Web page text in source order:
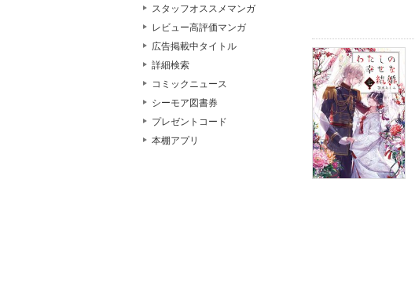
スタッフオススメマンガ
レビュー高評価マンガ
広告掲載中タイトル
詳細検索
コミックニュース
シーモア図書券
プレゼントコード
本棚アプリ